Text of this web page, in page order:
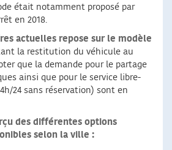
était notamment proposé par
en 2018.
actuelles repose sur le modèle
la restitution du véhicule au
que la demande pour le partage
ainsi que pour le service libre-
24 sans réservation) sont en
des différentes options
selon la ville :